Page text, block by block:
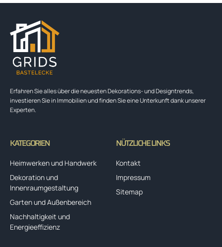
Erfahren Sie alles über die neuesten Dekorations- und Designtrends,
investieren Sie in Immobilien und finden Sie eine Unterkunft dank unserer
Experten.
KATEGORIEN
Heimwerken und Handwerk
Dekoration und
Innenraumgestaltung
Garten und Außenbereich
Nachhaltigkeit und
Energieeffizienz
NÜTZLICHE LINKS
Kontakt
Impressum
Sitemap